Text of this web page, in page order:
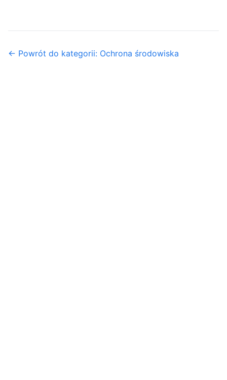
← Powrót do kategorii: Ochrona środowiska